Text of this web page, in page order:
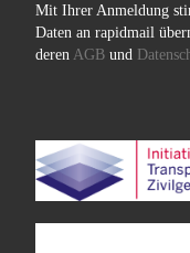
Mit Ihrer Anmeldung
Daten an rapidmail
deren AGBund